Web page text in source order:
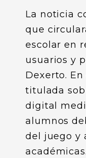
La noticia
que
escolar en
usuarios y
Dexerto.
titulada
digital
alumnos
del juego y
académicas.